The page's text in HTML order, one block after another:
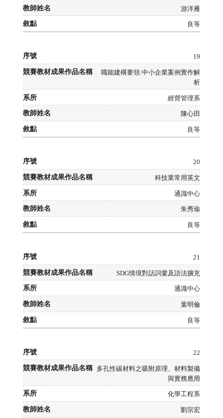
游洋雁
良等
19
職能建構要領:中小企業案例實作解
析
經營管理系
陳心田
良等
20
科技業常用英文
通識中心
朱秀瑜
良等
21
SDG情境對話詞彚及語法擴充
通識中心
葉明倫
良等
22
多孔性碳材料之吸附原理、材料製備
與實務應用
化學工程系
劉宗宏